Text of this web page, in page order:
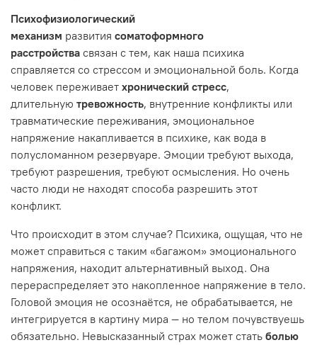
Психофизиологический
механизм развития соматоформного
расстройства связан с тем, как наша психика
справляется со стрессом и эмоциональной боль. Когда
человек переживает хронический стресс,
длительную тревожность, внутренние конфликты или
травматические переживания, эмоциональное
напряжение накапливается в психике, как вода в
полусломанном резервуаре. Эмоции требуют выхода,
требуют разрешения, требуют осмысления. Но очень
часто люди не находят способа разрешить этот
конфликт.
Что происходит в этом случае? Психика, ощущая, что не
может справиться с таким «багажом» эмоционального
напряжения, находит альтернативный выход. Она
перераспределяет это накопленное напряжение в тело.
Головой эмоция не осознаётся, не обрабатывается, не
интегрируется в картину мира — но телом почувствуешь
обязательно. Невысказанный страх может стать болью